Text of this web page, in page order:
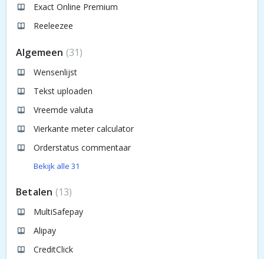
Exact Online Premium
Reeleezee
Algemeen 31
Wensenlijst
Tekst uploaden
Vreemde valuta
Vierkante meter calculator
Orderstatus commentaar
Bekijk alle 31
Betalen 13
MultiSafepay
Alipay
CreditClick